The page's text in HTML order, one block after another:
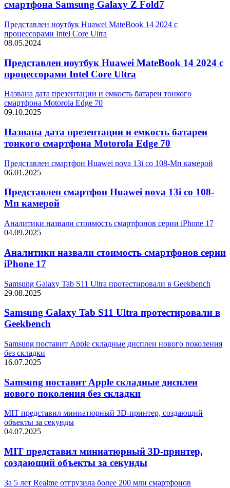
смартфона Samsung Galaxy Z Fold7
Представлен ноутбук Huawei MateBook 14 2024 с
процессорами Intel Core Ultra
08.05.2024
Представлен ноутбук Huawei MateBook 14 2024 с
процессорами Intel Core Ultra
Названа дата презентации и емкость батареи тонкого
смартфона Motorola Edge 70
09.10.2025
Названа дата презентации и емкость батареи
тонкого смартфона Motorola Edge 70
Представлен смартфон Huawei nova 13i со 108-Мп камерой
06.01.2025
Представлен смартфон Huawei nova 13i со 108-
Мп камерой
Аналитики назвали стоимость смартфонов серии iPhone 17
04.09.2025
Аналитики назвали стоимость смартфонов серии
iPhone 17
Samsung Galaxy Tab S11 Ultra протестировали в Geekbench
29.08.2025
Samsung Galaxy Tab S11 Ultra протестировали в
Geekbench
Samsung поставит Apple складные дисплеи нового поколения
без складки
16.07.2025
Samsung поставит Apple складные дисплеи
нового поколения без складки
MIT представил миниатюрный 3D-принтер, создающий
объекты за секунды
04.07.2025
MIT представил миниатюрный 3D-принтер,
создающий объекты за секунды
За 5 лет Realme отгрузила более 200 млн смартфонов